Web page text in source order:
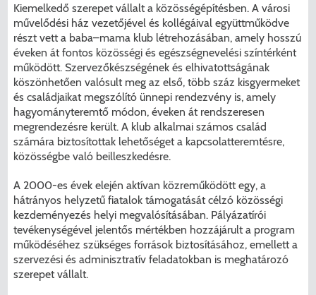
Kiemelkedő szerepet vállalt a közösségépítésben. A városi
művelődési ház vezetőjével és kollégáival együttműködve
részt vett a baba–mama klub létrehozásában, amely hosszú
éveken át fontos közösségi és egészségnevelési színtérként
működött. Szervezőkészségének és elhivatottságának
köszönhetően valósult meg az első, több száz kisgyermeket
és családjaikat megszólító ünnepi rendezvény is, amely
hagyományteremtő módon, éveken át rendszeresen
megrendezésre került. A klub alkalmai számos család
számára biztosítottak lehetőséget a kapcsolatteremtésre,
közösségbe való beilleszkedésre.
A 2000-es évek elején aktívan közreműködött egy, a
hátrányos helyzetű fiatalok támogatását célzó közösségi
kezdeményezés helyi megvalósításában. Pályázatírói
tevékenységével jelentős mértékben hozzájárult a program
működéséhez szükséges források biztosításához, emellett a
szervezési és adminisztratív feladatokban is meghatározó
szerepet vállalt.